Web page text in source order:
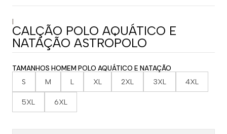
|
CALÇÃO POLO AQUÁTICO E
NATAÇÃO ASTROPOLO
TAMANHOS HOMEM POLO AQUÁTICO E NATAÇÃO
S M L XL 2XL 3XL 4XL
5XL 6XL